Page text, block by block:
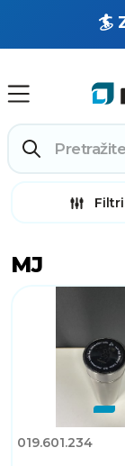
🏄
🔥
MJ
019.601.234